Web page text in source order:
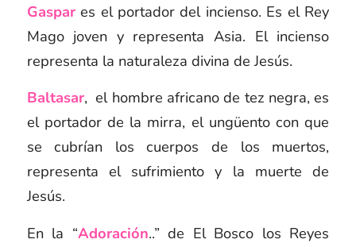
Gaspares el portador del incienso. Es el Rey
Mago joven y representa Asia. El incienso
representa la naturaleza divina de Jesús.
Baltasar, el hombre africano de tez negra, es
el portador de la mirra, el ungüento con que
se cubrían los cuerpos de los muertos,
representa el sufrimiento y la muerte de
Jesús.
En la “Adoración..” de El Bosco los Reyes